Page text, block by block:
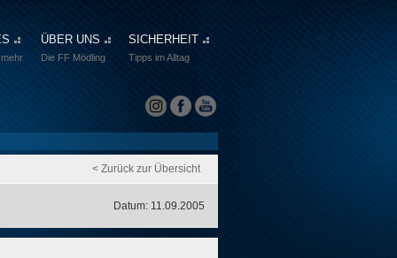
ÜBER UNS
Die FF Mödling
SICHERHEIT
Tipps im Alltag
< Zurück zur Übersicht
Datum: 11.09.2005